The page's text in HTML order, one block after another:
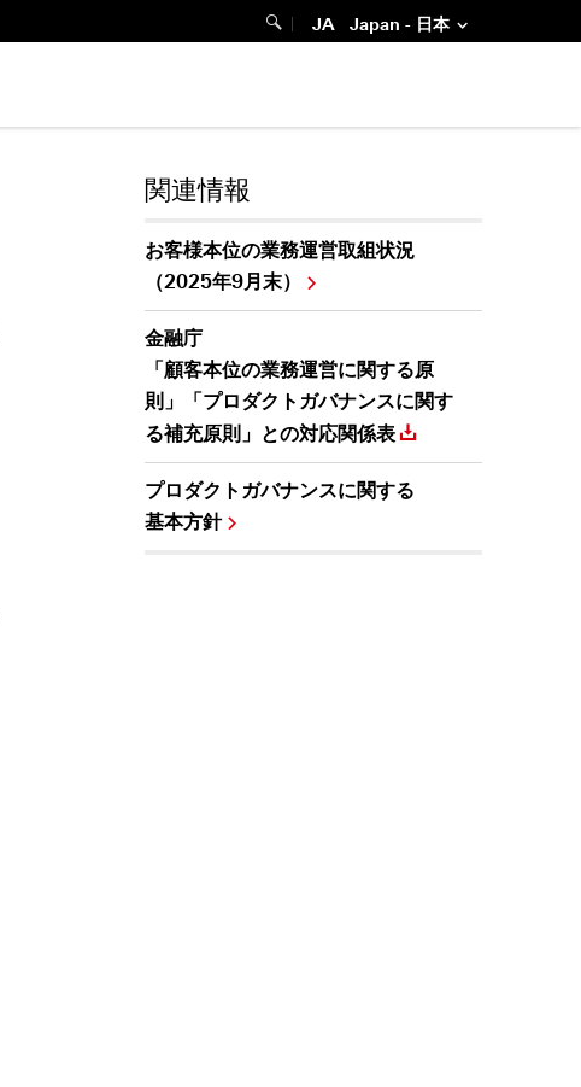
Ｈ
ト
マ
ネ
メ
ン
ト
で
検
| JA
地
域
Japan - 日本
関連情報
お客様本位の業務運営 取組状況
（2025年9月末）
金融庁
「顧客本位の業務運営に関する原
則」「プロダクトガバナンスに関す
る補充原則」との対応関係表
プロダクトガバナンスに関する
基本方針